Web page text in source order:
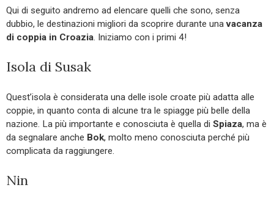
Qui di seguito andremo ad elencare quelli che sono, senza
dubbio, le destinazioni migliori da scoprire durante unavacanza
di coppia in Croazia . Iniziamo con i primi 4!
Isola di Susak
Quest’isola è considerata una delle isole croate più adatta alle
coppie, in quanto conta di alcune tra le spiagge più belle della
nazione. La più importante e conosciuta è quella di Spiaza, ma è
da segnalare anche Bok, molto meno conosciuta perché più
complicata da raggiungere.
Nin